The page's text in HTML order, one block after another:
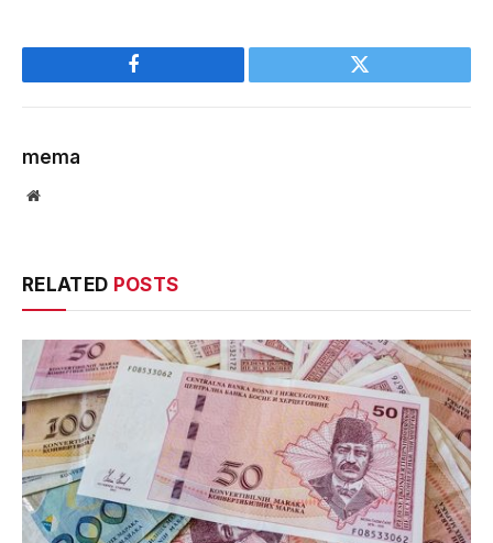
Facebook Twitter
mema
Website
RELATED POSTS